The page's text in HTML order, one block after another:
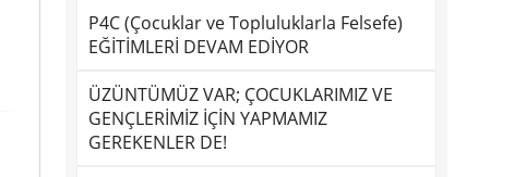
P4C (Çocuklar ve Topluluklarla Felsefe)
EĞİTİMLERİ DEVAM EDİYOR
ÜZÜNTÜMÜZ VAR; ÇOCUKLARIMIZ VE
GENÇLERİMİZ İÇİN YAPMAMIZ
GEREKENLER DE!